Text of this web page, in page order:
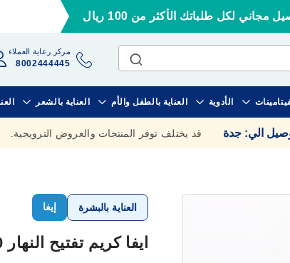
مجاني لكل طلباتك الأكثر من 100 ريال
مركز رعاية العملاء
8002444445
الأدوية العناية بالطفل والأم العناية بالشعر
الي: جدة قد يختلف توفر المنتجات والعروض الترويجية.
العناية بالبشرة إيفا
ايفا كريم تفتيح النهار 50 مل